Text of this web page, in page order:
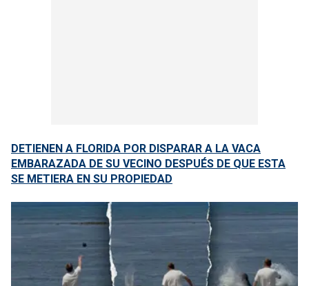
DETIENEN A FLORIDA POR DISPARAR A LA VACA
EMBARAZADA DE SU VECINO DESPUÉS DE QUE ESTA
SE METIERA EN SU PROPIEDAD